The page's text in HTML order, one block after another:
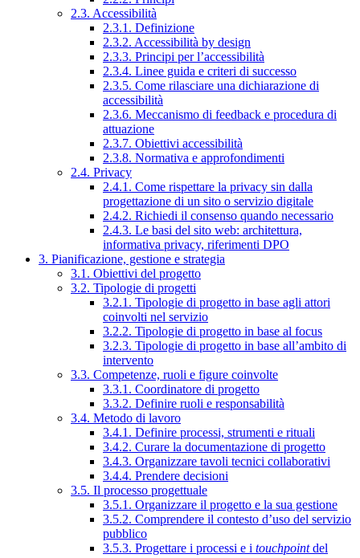
2.3. Accessibilità
2.3.1. Definizione
2.3.2. Accessibilità by design
2.3.3. Principi per l’accessibilità
2.3.4. Linee guida e criteri di successo
2.3.5. Come rilasciare una dichiarazione di
accessibilità
2.3.6. Meccanismo di feedback e procedura di
attuazione
2.3.7. Obiettivi accessibilità
2.3.8. Normativa e approfondimenti
2.4. Privacy
2.4.1. Come rispettare la privacy sin dalla
progettazione di un sito o servizio digitale
2.4.2. Richiedi il consenso quando necessario
2.4.3. Le basi del sito web: architettura,
informativa privacy, riferimenti DPO
3. Pianificazione, gestione e strategia
3.1. Obiettivi del progetto
3.2. Tipologie di progetti
3.2.1. Tipologie di progetto in base agli attori
coinvolti nel servizio
3.2.2. Tipologie di progetto in base al focus
3.2.3. Tipologie di progetto in base all’ambito di
intervento
3.3. Competenze, ruoli e figure coinvolte
3.3.1. Coordinatore di progetto
3.3.2. Definire ruoli e responsabilità
3.4. Metodo di lavoro
3.4.1. Definire processi, strumenti e rituali
3.4.2. Curare la documentazione di progetto
3.4.3. Organizzare tavoli tecnici collaborativi
3.4.4. Prendere decisioni
3.5. Il processo progettuale
3.5.1. Organizzare il progetto e la sua gestione
3.5.2. Comprendere il contesto d’uso del servizio
pubblico
3.5.3. Progettare i processi e i touchpointdel